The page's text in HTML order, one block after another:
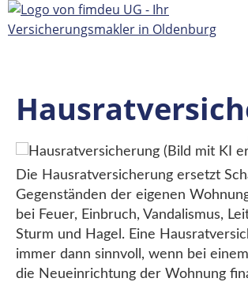
Die Hausratversicherung ersetzt
Gegenständen der eigenen
bei Feuer, Einbruch, Vandalismus,
Sturm und Hagel. Eine
immer dann sinnvoll, wenn bei
die Neueinrichtung der Wohnung